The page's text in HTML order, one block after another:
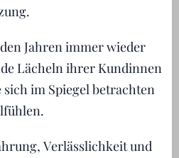
Jahren immer wieder
Lächeln ihrer Kundinnen
im Spiegel betrachten
Verlässlichkeit und